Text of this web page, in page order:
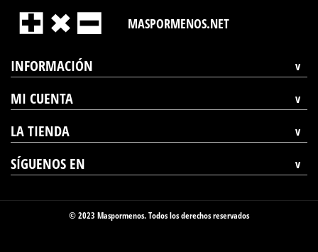
MASPORMENOS.NET
INFORMACIÓN
MI CUENTA
LA TIENDA
SÍGUENOS EN
© 2023 Maspormenos. Todos los derechos reservados